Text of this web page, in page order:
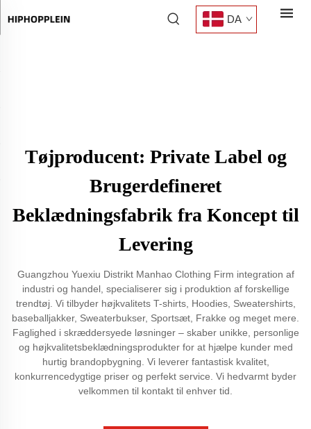
DA
Tøjproducent: Private Label og
Brugerdefineret
Beklædningsfabrik fra Koncept til
Levering
Guangzhou Yuexiu Distrikt Manhao Clothing Firm integration af
industri og handel, specialiserer sig i produktion af forskellige
trendtøj. Vi tilbyder højkvalitets T-shirts, Hoodies, Sweatershirts,
baseballjakker, Sweaterbukser, Sportsæt, Frakke og meget mere.
Faglighed i skræddersyede løsninger – skaber unikke, personlige
og højkvalitetsbeklædningsprodukter for at hjælpe kunder med
hurtig brandopbygning. Vi leverer fantastisk kvalitet,
konkurrencedygtige priser og perfekt service. Vi hedvarmt byder
velkommen til kontakt til enhver tid.